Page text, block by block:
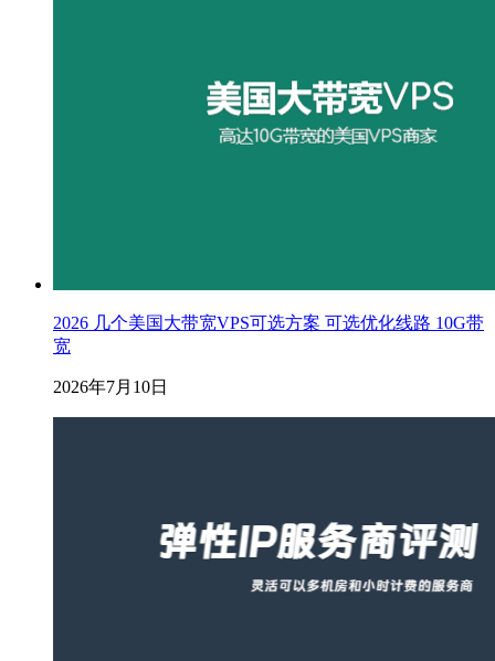
2026 几个美国大带宽VPS可选方案 可选优化线路 10G带
宽
2026年7月10日